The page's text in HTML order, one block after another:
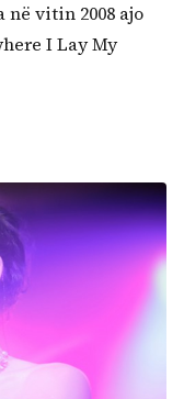
vitin 2008 ajo
I Lay My